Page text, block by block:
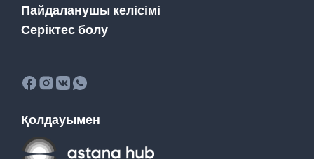
Пайдаланушы келісімі
Серіктес болу
Қолдауымен